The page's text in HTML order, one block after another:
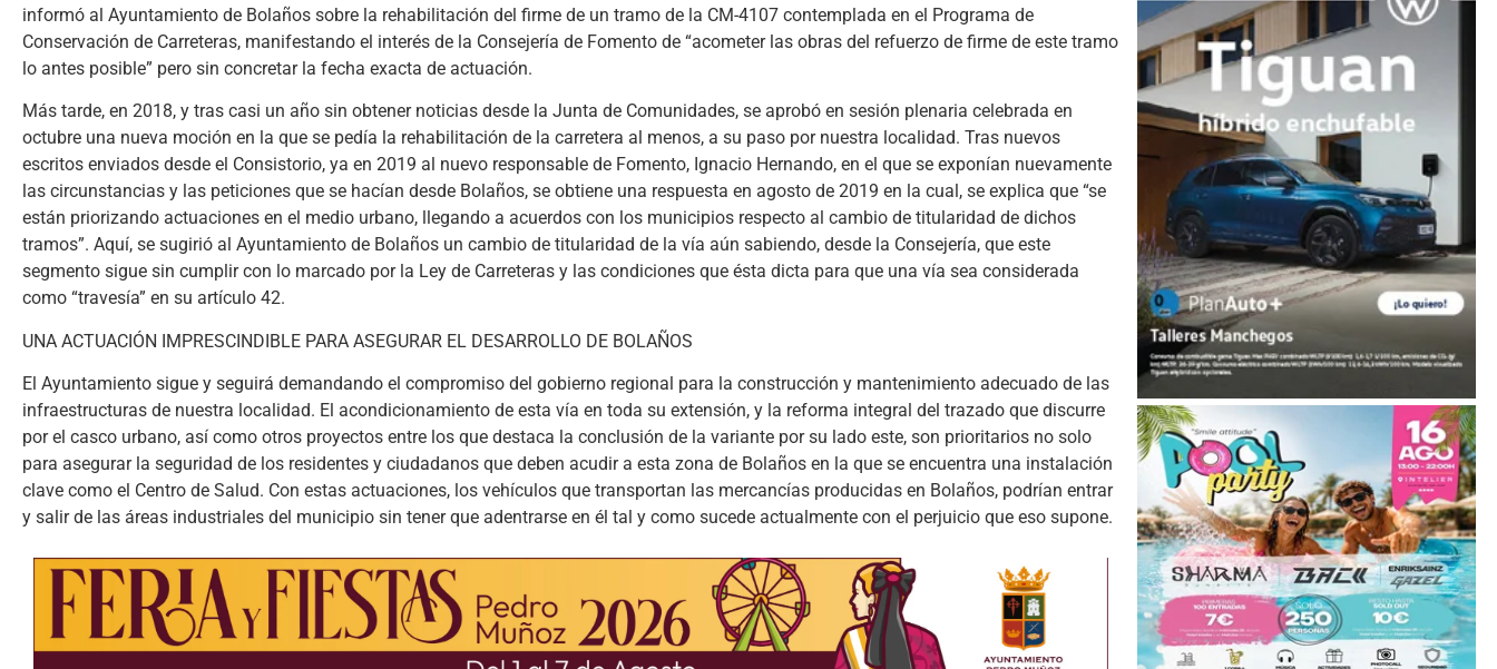
informó al Ayuntamiento de Bolaños sobre la rehabilitación del firme de un tramo de la CM-4107 contemplada en el Programa de
Conservación de Carreteras, manifestando el interés de la Consejería de Fomento de “acometer las obras del refuerzo de firme de este tramo
lo antes posible” pero sin concretar la fecha exacta de actuación.
Más tarde, en 2018, y tras casi un año sin obtener noticias desde la Junta de Comunidades, se aprobó en sesión plenaria celebrada en
octubre una nueva moción en la que se pedía la rehabilitación de la carretera al menos, a su paso por nuestra localidad. Tras nuevos
escritos enviados desde el Consistorio, ya en 2019 al nuevo responsable de Fomento, Ignacio Hernando, en el que se exponían nuevamente
las circunstancias y las peticiones que se hacían desde Bolaños, se obtiene una respuesta en agosto de 2019 en la cual, se explica que “se
están priorizando actuaciones en el medio urbano, llegando a acuerdos con los municipios respecto al cambio de titularidad de dichos
tramos”. Aquí, se sugirió al Ayuntamiento de Bolaños un cambio de titularidad de la vía aún sabiendo, desde la Consejería, que este
segmento sigue sin cumplir con lo marcado por la Ley de Carreteras y las condiciones que ésta dicta para que una vía sea considerada
como “travesía” en su artículo 42.
UNA ACTUACIÓN IMPRESCINDIBLE PARA ASEGURAR EL DESARROLLO DE BOLAÑOS
El Ayuntamiento sigue y seguirá demandando el compromiso del gobierno regional para la construcción y mantenimiento adecuado de las
infraestructuras de nuestra localidad. El acondicionamiento de esta vía en toda su extensión, y la reforma integral del trazado que discurre
por el casco urbano, así como otros proyectos entre los que destaca la conclusión de la variante por su lado este, son prioritarios no solo
para asegurar la seguridad de los residentes y ciudadanos que deben acudir a esta zona de Bolaños en la que se encuentra una instalación
clave como el Centro de Salud. Con estas actuaciones, los vehículos que transportan las mercancías producidas en Bolaños, podrían entrar
y salir de las áreas industriales del municipio sin tener que adentrarse en él tal y como sucede actualmente con el perjuicio que eso supone.